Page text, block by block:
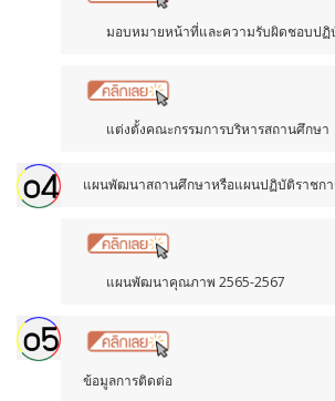
มอบหมายหน้าที่และความรับผิดชอบปฏิ
แต่งตั้งคณะกรรมการบริหารสถานศึกษา
แผนพัฒนาสถานศึกษาหรือแผนปฏิบัติราชกา
แผนพัฒนาคุณภาพ 2565-2567
ข้อมูลการติดต่อ